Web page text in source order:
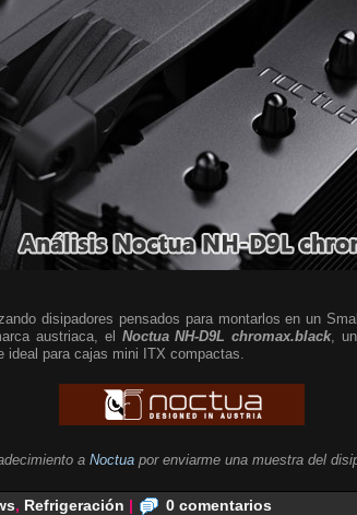
disipadores pensados para montarlos en un
austriaca, el Noctua NH-D9L chromax.black,
ideal para cajas mini ITX compactas.
a Noctua por enviarme una muestra del
, Refrigeración | 0 comentarios